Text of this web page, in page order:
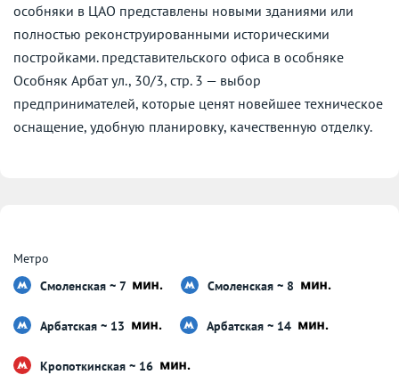
особняки в ЦАО представлены новыми зданиями или
полностью реконструированными историческими
постройками. представительского офиса в особняке
Особняк Арбат ул., 30/3, стр. 3 — выбор
предпринимателей, которые ценят новейшее техническое
оснащение, удобную планировку, качественную отделку.
Метро
Смоленская ~ 7
Смоленская ~ 8
Арбатская ~ 13 Арбатская ~ 14
Кропоткинская ~ 16